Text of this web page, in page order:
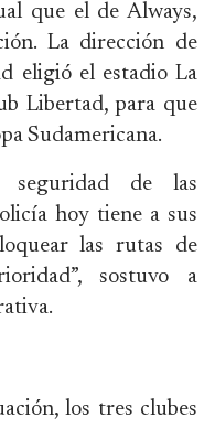
que el de Always,
La dirección de
eligió el estadio La
Libertad, para que
Sudamericana.
seguridad de las
hoy tiene a sus
las rutas de
sostuvo a
los tres clubes